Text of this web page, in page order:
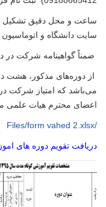
و محل دقیق تشکیل
دانشگاه و اتوماسیون
گواهینامه شرکت در
دوره‌های مذکور، هشت
که امتیاز شرکت در
محترم هیات علمی
تقویم دوره های